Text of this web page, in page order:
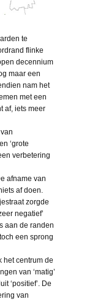
te
flinke
decennium
maar een
nam het
met een
af, iets meer
‘grote
verbetering
afname van
af doen.
zorgde
negatief’
aan de randen
een sprong
het centrum de
van ‘matig’
‘positief’. De
van